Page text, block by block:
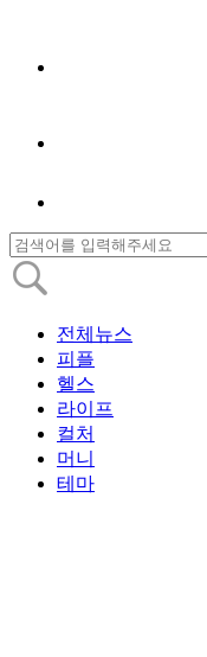
전체뉴스
피플
헬스
라이프
컬처
머니
테마